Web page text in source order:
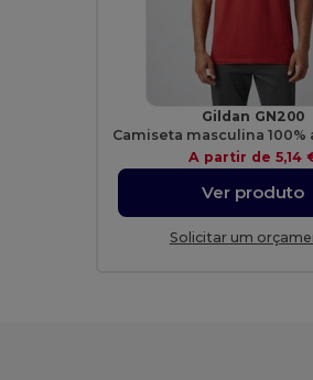
Gildan GN200
A partir de5,14
Ver produto
Solicitar um